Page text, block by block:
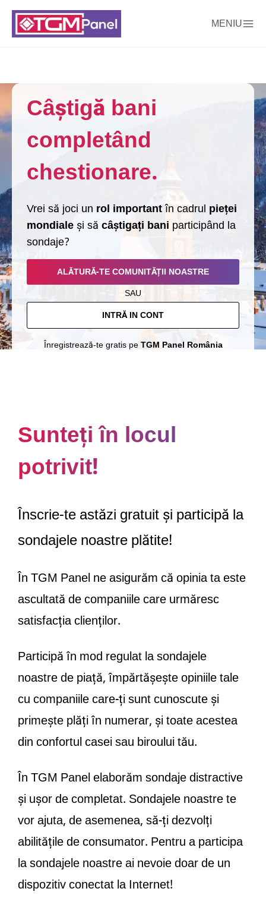
MENIU
Câștigă bani
completând
chestionare.
Vrei să joci unrol importantîn cadrulpieței
mondialeși săcâștigați baniparticipând la
sondaje?
ALĂTURĂ-TE COMUNITĂȚII NOASTRE
SAU
INTRĂ IN CONT
Înregistrează-te gratis peTGM Panel România
Sunteți în locul
potrivit!
Înscrie-te astăzi gratuit și participă la
sondajele noastre plătite!
În TGM Panel ne asigurăm că opinia ta este
ascultată de companiile care urmăresc
satisfacția clienților.
Participă în mod regulat la sondajele
noastre de piață, împărtășește opiniile tale
cu companiile care-ți sunt cunoscute și
primește plăți în numerar, și toate acestea
din confortul casei sau biroului tău.
În TGM Panel elaborăm sondaje distractive
și ușor de completat. Sondajele noastre te
vor ajuta, de asemenea, să-ți dezvolți
abilitățile de consumator. Pentru a participa
la sondajele noastre ai nevoie doar de un
dispozitiv conectat la Internet!